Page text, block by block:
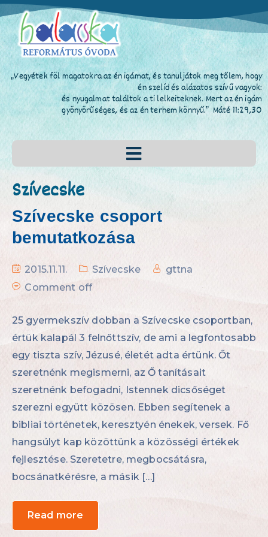
„Vegyétek föl magatokra az én igámat, és tanuljátok meg tőlem, hogy
én szelíd és alázatos szívű vagyok:
és nyugalmat találtok a ti lelkeiteknek. Mert az én igám
gyönyörűséges, és az én terhem könnyű.” Máté 11:29,30
Szívecske
Szívecske csoport
bemutatkozása
2015.11.11. Szívecske
gttna
Comment off
25 gyermekszív dobban a Szívecske csoportban,
értük kalapál 3 felnőttszív, de ami a legfontosabb
egy tiszta szív, Jézusé, életét adta értünk. Őt
szeretnénk megismerni, az Ő tanításait
szeretnénk befogadni, Istennek dicsőséget
szerezni együtt közösen. Ebben segítenek a
bibliai történetek, keresztyén énekek, versek. Fő
hangsúlyt kap közöttünk a közösségi értékek
fejlesztése. Szeretetre, megbocsátásra,
bocsánatkérésre, a másik […]
Read more